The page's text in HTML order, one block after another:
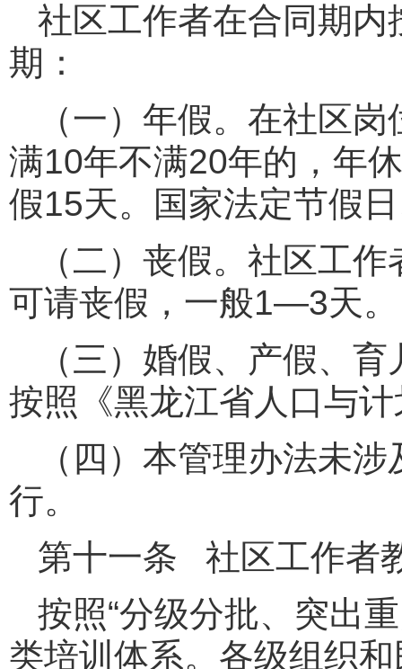
社区工作者在合同期
期：
（一）年假。在社区
满10年不满20年的，年
假15天。国家法定节假
（二）丧假。社区工
可请丧假，一般1—3天。
（三）婚假、产假、
按照《黑龙江省人口与
（四）本管理办法未
行。
第十一条 社区工作者
按照“分级分批、突出
类培训体系。各级组织